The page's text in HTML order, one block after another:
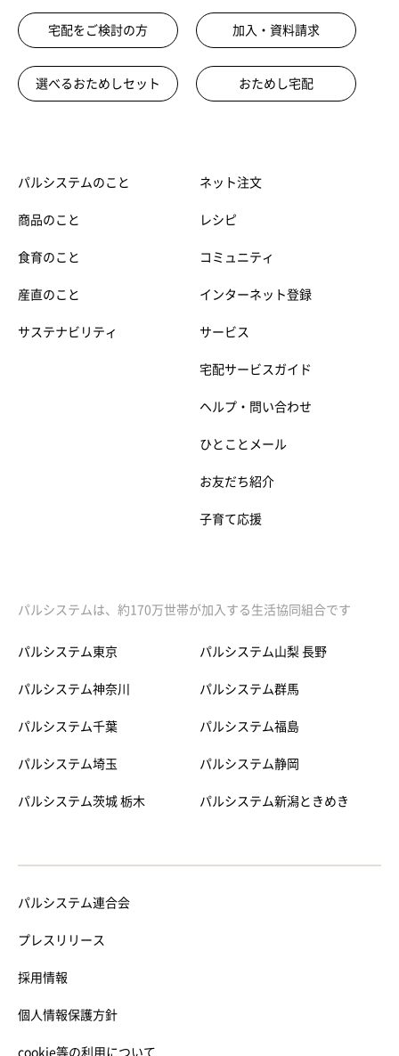
宅配をご検討の方 加入・資料請求
選べるおためしセット おためし宅配
パルシステムのこと
商品のこと
食育のこと
産直のこと
サステナビリティ
ネット注文
レシピ
コミュニティ
インターネット登録
サービス
宅配サービスガイド
ヘルプ・問い合わせ
ひとことメール
お友だち紹介
子育て応援
パルシステムは、約170万世帯が加入する生活協同組合です
パルシステム東京
パルシステム神奈川
パルシステム千葉
パルシステム埼玉
パルシステム茨城 栃木
パルシステム山梨 長野
パルシステム群馬
パルシステム福島
パルシステム静岡
パルシステム新潟ときめき
パルシステム連合会
プレスリリース
採用情報
個人情報保護方針
cookie等の利用について